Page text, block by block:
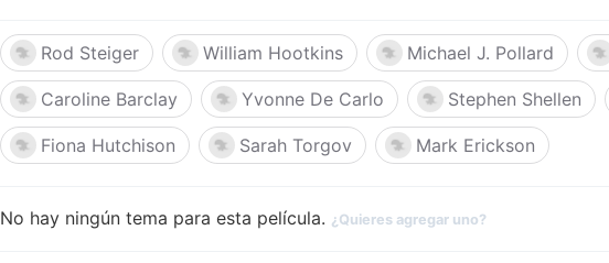
Rod Steiger William Hootkins Michael J. Pollard
Caroline Barclay Yvonne De Carlo Stephen Shellen
Fiona Hutchison Sarah Torgov Mark Erickson
No hay ningún tema para esta película. ¿Quieres agregar uno?